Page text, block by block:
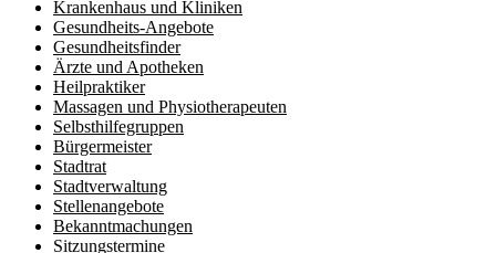
Krankenhaus und Kliniken
Gesundheits-Angebote
Gesundheitsfinder
Ärzte und Apotheken
Heilpraktiker
Massagen und Physiotherapeuten
Selbsthilfegruppen
Bürgermeister
Stadtrat
Stadtverwaltung
Stellenangebote
Bekanntmachungen
Sitzungstermine